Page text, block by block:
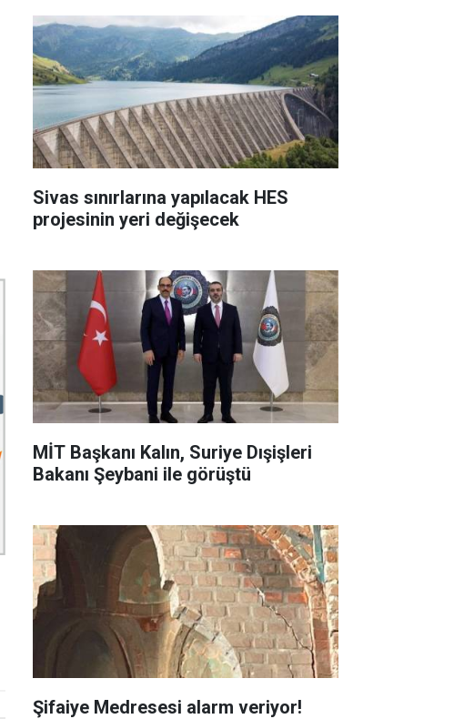
Sivas sınırlarına yapılacak HES
projesinin yeri değişecek
MİT Başkanı Kalın, Suriye Dışişleri
Bakanı Şeybani ile görüştü
Şifaiye Medresesi alarm veriyor!